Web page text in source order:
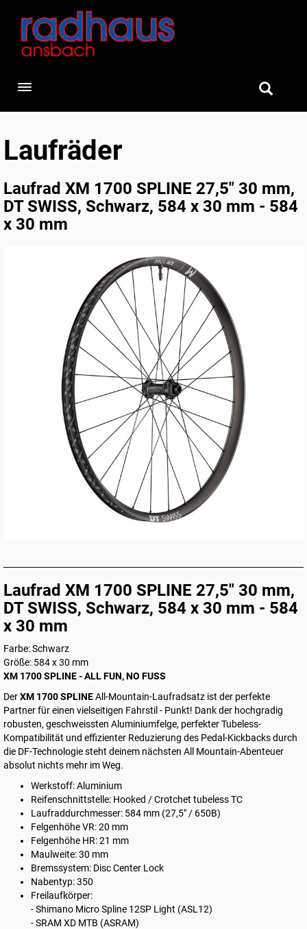
Toggle navigation
Laufräder
Laufrad XM 1700 SPLINE 27,5" 30 mm,
DT SWISS, Schwarz, 584 x 30 mm - 584
x 30 mm
Laufrad XM 1700 SPLINE 27,5" 30 mm,
DT SWISS, Schwarz, 584 x 30 mm - 584
x 30 mm
Farbe: Schwarz
Größe: 584 x 30 mm
XM 1700 SPLINE - ALL FUN, NO FUSS
DerXM 1700 SPLINEAll-Mountain-Laufradsatz ist der perfekte
Partner für einen vielseitigen Fahrstil - Punkt! Dank der hochgradig
robusten, geschweissten Aluminiumfelge, perfekter Tubeless-
Kompatibilität und effizienter Reduzierung des Pedal‑Kickbacks durch
die DF-Technologie steht deinem nächsten All Mountain-Abenteuer
absolut nichts mehr im Weg.
Werkstoff: Aluminium
Reifenschnittstelle: Hooked / Crotchet tubeless TC
Laufraddurchmesser: 584 mm (27,5" / 650B)
Felgenhöhe VR: 20 mm
Felgenhöhe HR: 21 mm
Maulweite: 30 mm
Bremssystem: Disc Center Lock
Nabentyp: 350
Freilaufkörper:
- Shimano Micro Spline 12SP Light (ASL12)
- SRAM XD MTB (ASRAM)